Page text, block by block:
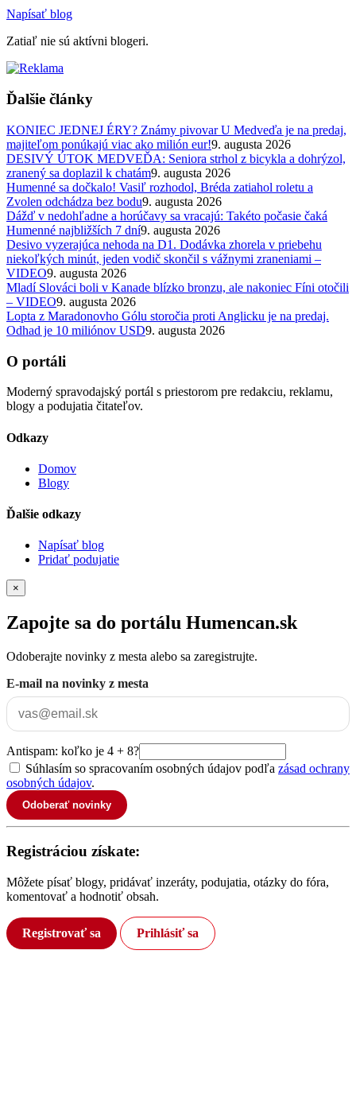
Napísať blog
Zatiaľ nie sú aktívni blogeri.
Ďalšie články
KONIEC JEDNEJ ÉRY? Známy pivovar U Medveďa je na predaj,
majiteľom ponúkajú viac ako milión eur!9. augusta 2026
DESIVÝ ÚTOK MEDVEĎA: Seniora strhol z bicykla a dohrýzol,
zranený sa doplazil k chatám9. augusta 2026
Humenné sa dočkalo! Vasiľ rozhodol, Bréda zatiahol roletu a
Zvolen odchádza bez bodu9. augusta 2026
Dážď v nedohľadne a horúčavy sa vracajú: Takéto počasie čaká
Humenné najbližších 7 dní9. augusta 2026
Desivo vyzerajúca nehoda na D1. Dodávka zhorela v priebehu
niekoľkých minút, jeden vodič skončil s vážnymi zraneniami –
VIDEO9. augusta 2026
Mladí Slováci boli v Kanade blízko bronzu, ale nakoniec Fíni otočili
– VIDEO9. augusta 2026
Lopta z Maradonovho Gólu storočia proti Anglicku je na predaj.
Odhad je 10 miliónov USD9. augusta 2026
O portáli
Moderný spravodajský portál s priestorom pre redakciu, reklamu,
blogy a podujatia čitateľov.
Odkazy
Domov
Blogy
Ďalšie odkazy
Napísať blog
Pridať podujatie
×
Zapojte sa do portálu Humencan.sk
Odoberajte novinky z mesta alebo sa zaregistrujte.
E-mail na novinky z mesta
Antispam: koľko je 4 + 8?
Súhlasím so spracovaním osobných údajov podľa zásad ochrany
osobných údajov.
Odoberať novinky
Registráciou získate:
Môžete písať blogy, pridávať inzeráty, podujatia, otázky do fóra,
komentovať a hodnotiť obsah.
Registrovať sa Prihlásiť sa